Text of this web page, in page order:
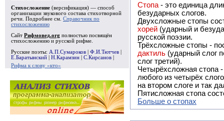
Стихосложение (версификация) — способ
организации звукового состава стихотворной
речи. Подробнее см. Справочник по
стихосложению
Сайт Рифмовед.org полностью посвящён
стихосложению и русской рифме.
Русские поэты: А.П.Сумароков Ф.И.Тютчев
Е.Баратынский
Н.Карамзин С.Кирсанов
Рифма к слову «кто»
Стопа - это единица
безударных слогов.
Двухсложные стопы
хорей (ударный и
русской поэзии.
Трёхсложные стопы -
дактиль (ударный слог
слог третий).
Четырёхсложная стопа
любого из четырёх
на втором слоге и так
Пятисложная стопа
Больше о стопах